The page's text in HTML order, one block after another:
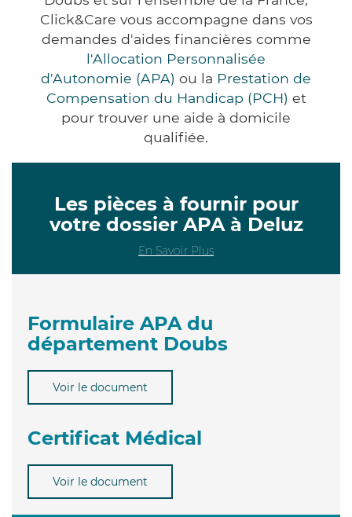
Click&Care vous accompagne dans vos
demandes d'aides financières comme
l'Allocation Personnalisée
d'Autonomie (APA) ou la Prestation de
Compensation du Handicap (PCH) et
pour trouver une aide à domicile
qualifiée.
Les pièces à fournir pour
votre dossier APA à Deluz
En Savoir Plus
Formulaire APA du
département Doubs
Voir le document
Certificat Médical
Voir le document